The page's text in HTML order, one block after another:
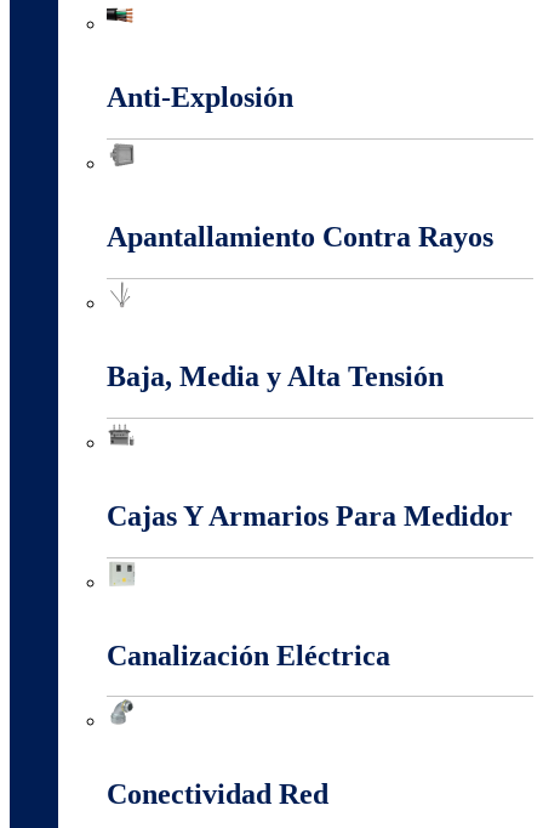
Anti-Explosión
Apantallamiento Contra Rayos
Baja, Media y Alta Tensión
Cajas Y Armarios Para Medidor
Canalización Eléctrica
Conectividad Red